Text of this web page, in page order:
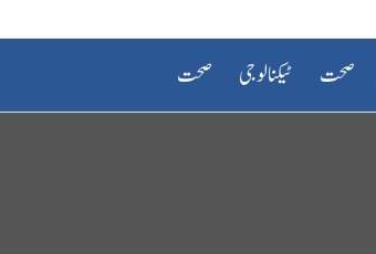
صحت ٹیکنالوجی صحت